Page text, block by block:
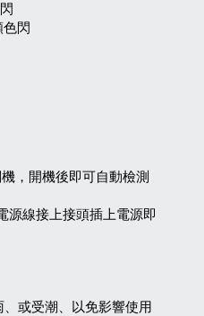
閃
，開機後即可自動檢測
源線接上接頭插上電源即
或受潮、以免影響使用